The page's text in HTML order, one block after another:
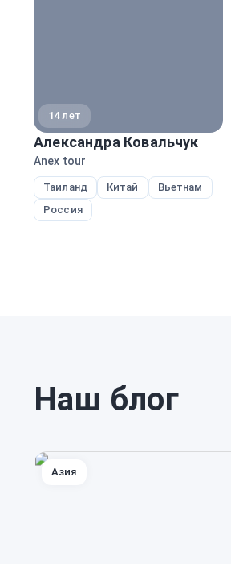
14 лет
Александра Ковальчук
Anex tour
Таиланд Китай
Вьетнам
Россия
Наш блог
Азия